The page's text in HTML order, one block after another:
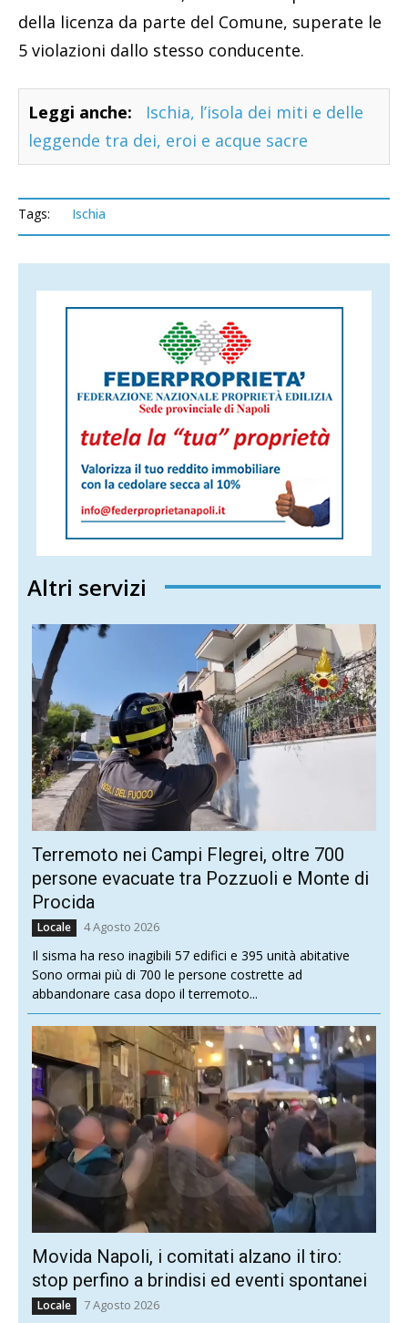
della licenza da parte del Comune, superate le
5 violazioni dallo stesso conducente.
Leggi anche:
Ischia, l’isola dei miti e delle
leggende tra dei, eroi e acque sacre
Tags: Ischia
Altri servizi
Terremoto nei Campi Flegrei, oltre 700
persone evacuate tra Pozzuoli e Monte di
Procida
Locale 4 Agosto 2026
Il sisma ha reso inagibili 57 edifici e 395 unità abitative
Sono ormai più di 700 le persone costrette ad
abbandonare casa dopo il terremoto...
Movida Napoli, i comitati alzano il tiro:
stop perfino a brindisi ed eventi spontanei
Locale 7 Agosto 2026